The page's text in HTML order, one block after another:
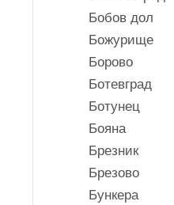
Бобов дол
Божурище
Борово
Ботевград
Ботунец
Бояна
Брезник
Брезово
Бункера